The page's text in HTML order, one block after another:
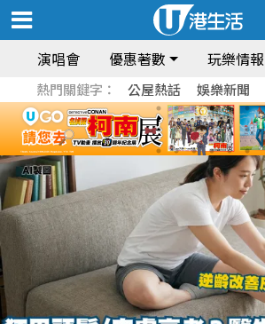
演唱會 優惠著數 玩樂情報
熱門關鍵字： 公屋熱話 娛樂新聞